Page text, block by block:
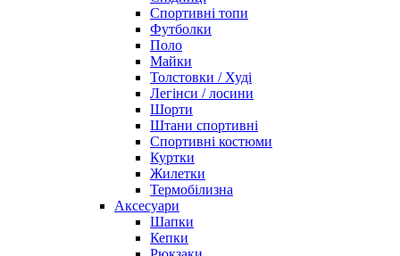
Спортивні топи
Футболки
Поло
Майки
Толстовки / Худі
Легінси / лосини
Шорти
Штани спортивні
Спортивні костюми
Куртки
Жилетки
Термобілизна
Аксесуари
Шапки
Кепки